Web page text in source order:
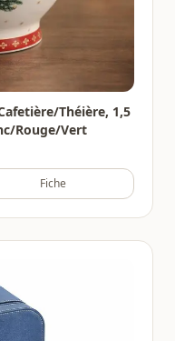
Théière, 1,5
Rouge/Vert
Fiche